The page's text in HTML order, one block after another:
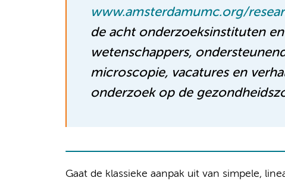
www.amsterdamumc.org/
de acht onderzoeksinstituten
wetenschappers,
microscopie, vacatures en
onderzoek op de
Gaat de klassieke aanpak uit van simpele,